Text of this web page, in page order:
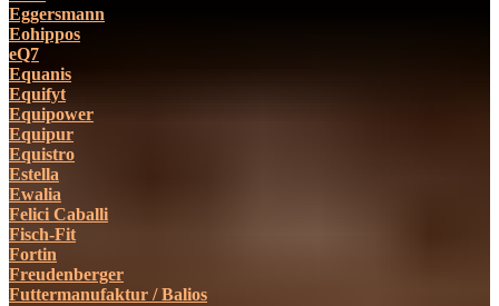
Eggersmann
Eohippos
eQ7
Equanis
Equifyt
Equipower
Equipur
Equistro
Estella
Ewalia
Felici Caballi
Fisch-Fit
Fortin
Freudenberger
Futtermanufaktur / Balios